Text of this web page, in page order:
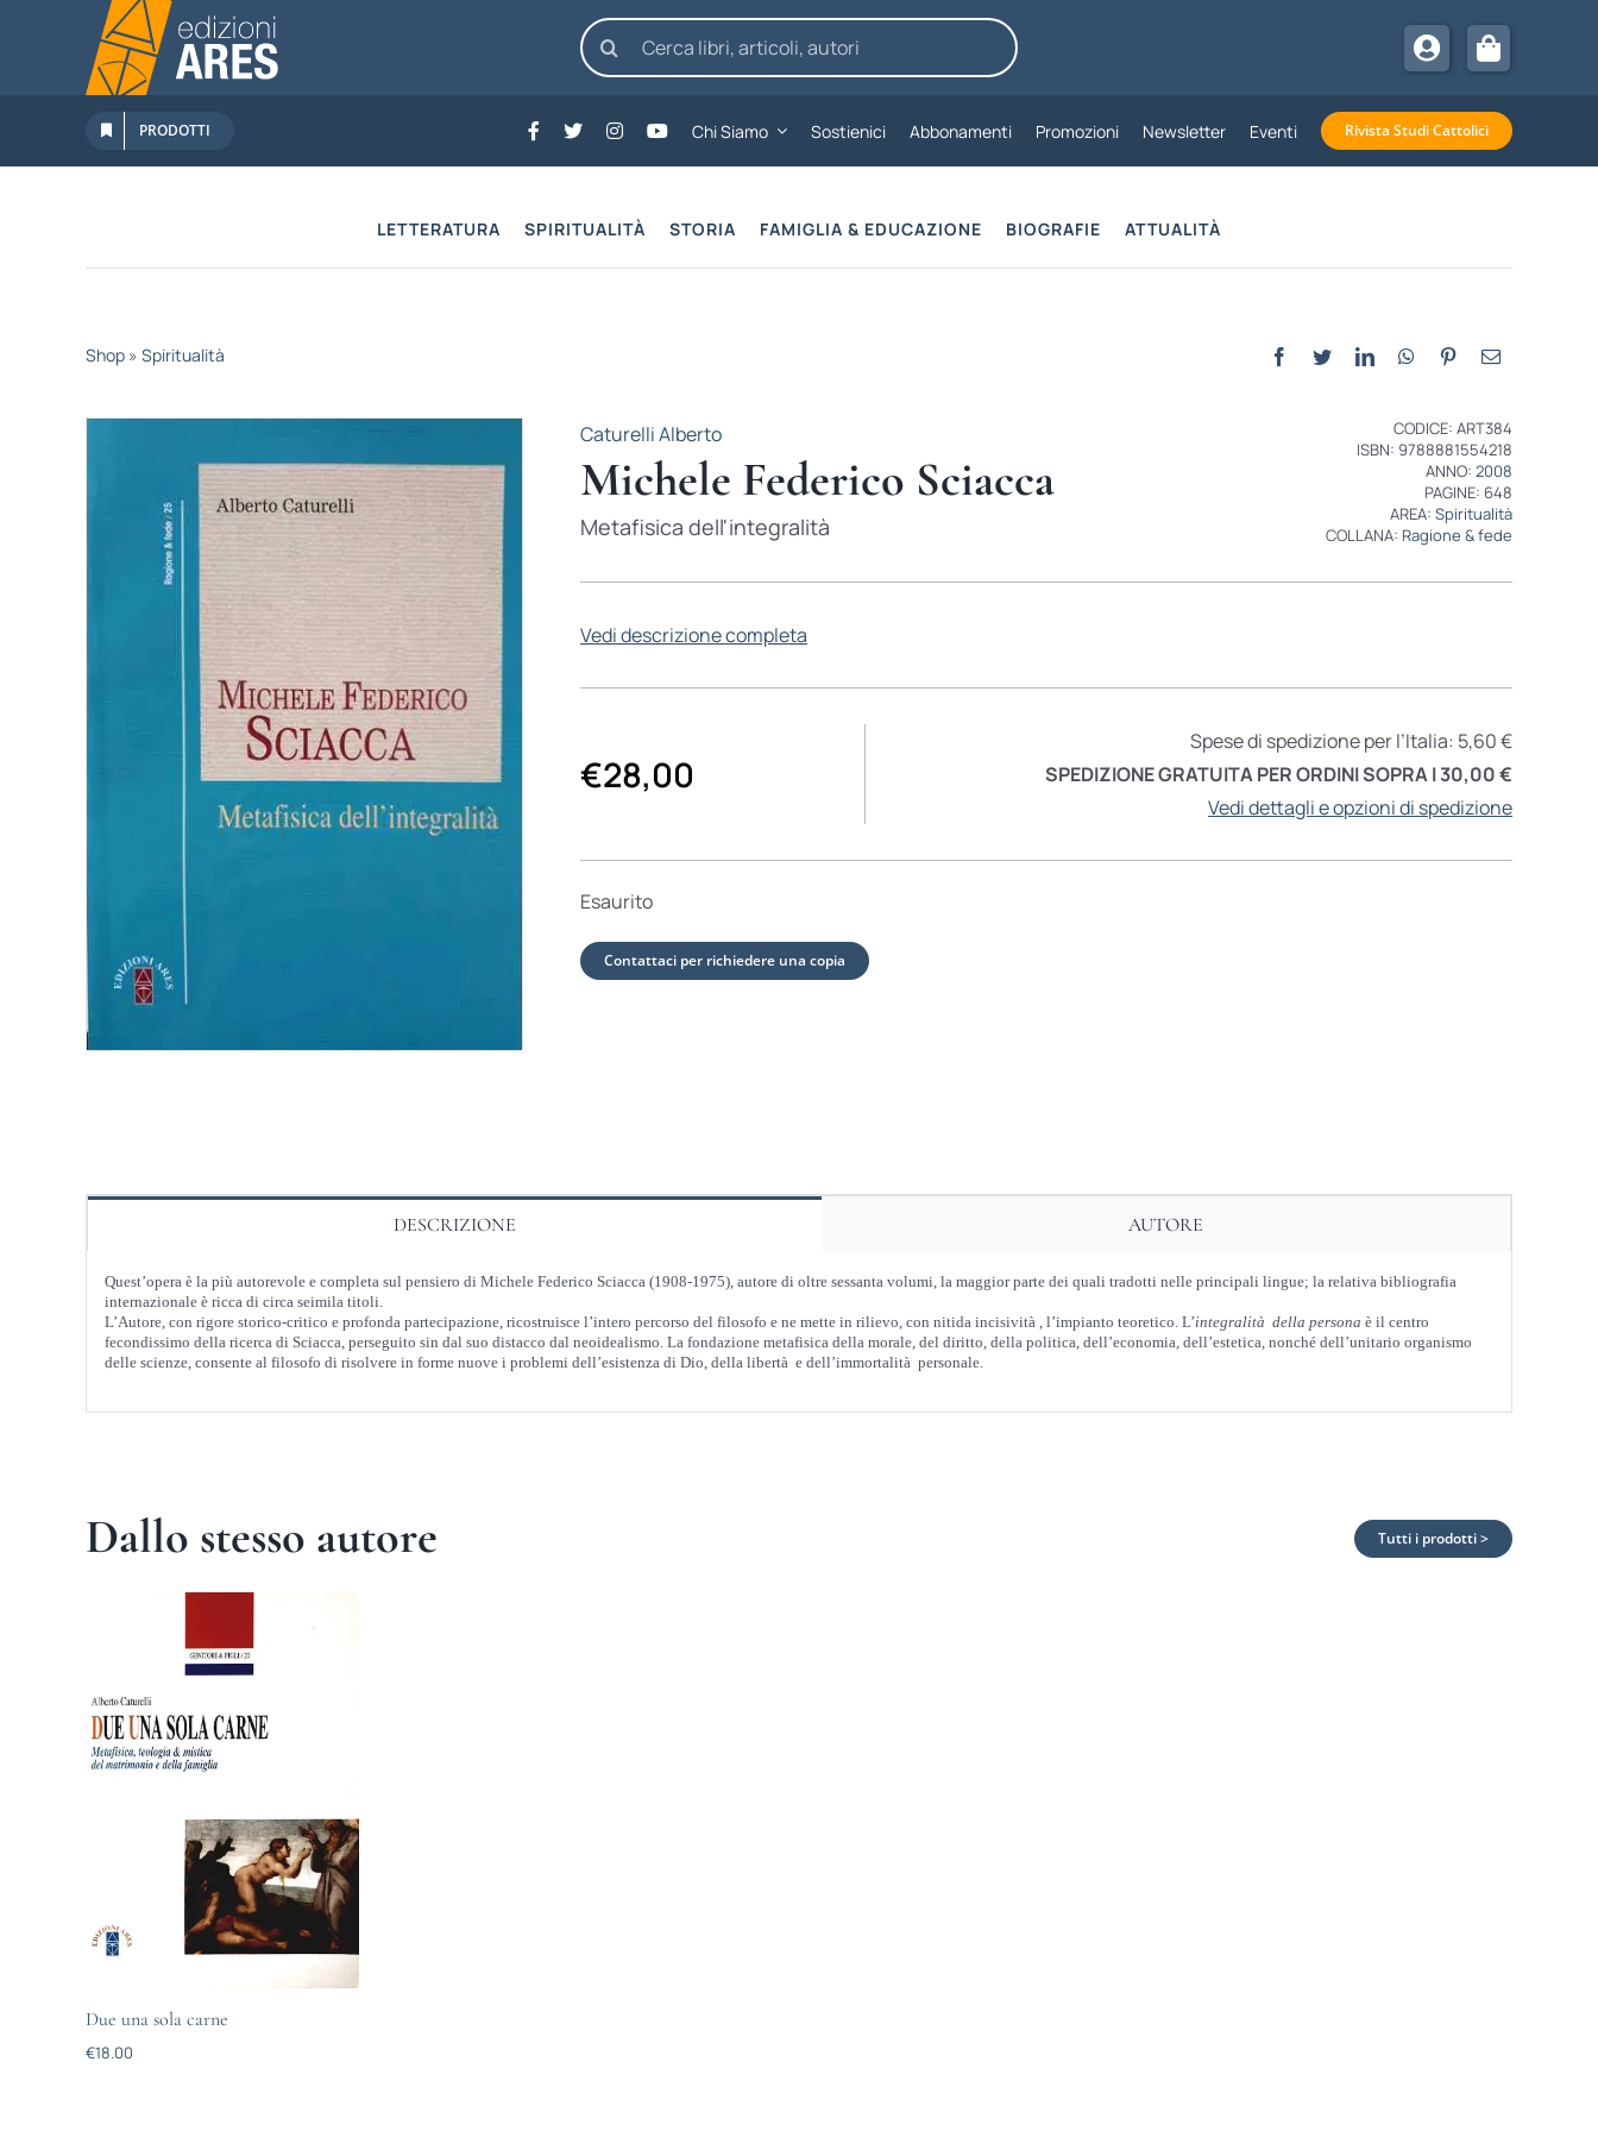
contenuto
Cerca
per:
PRODOTTI Chi Siamo Sostienici Abbonamenti Promozioni Newsletter Eventi Rivista Studi Cattolici
LETTERATURA SPIRITUALITÀ STORIA FAMIGLIA & EDUCAZIONE BIOGRAFIE ATTUALITÀ
Shop» Spiritualità
Caturelli Alberto
Michele Federico Sciacca
Metafisica dell'integralità
CODICE: ART384
ISBN: 9788881554218
ANNO:2008
PAGINE: 648
AREA:Spiritualità
COLLANA: Ragione & fede
Vedi descrizione completa
€28,00
Spese di spedizione per l’Italia: 5,60 €
SPEDIZIONE GRATUITA PER ORDINI SOPRA I 30,00 €
Vedi dettagli e opzioni di spedizione
Esaurito
Contattaci per richiedere una copia
DESCRIZIONE AUTORE
Quest’opera è la più autorevole e completa sul pensiero di Michele Federico Sciacca (1908-1975), autore di oltre sessanta volumi, la maggior parte dei quali tradotti nelle principali lingue; la relativa bibliografia
internazionale è ricca di circa seimila titoli.
L’Autore, con rigore storico-critico e profonda partecipazione, ricostruisce l’intero percorso del filosofo e ne mette in rilievo, con nitida incisività , l’impianto teoretico. L’integralità della persona è il centro
fecondissimo della ricerca di Sciacca, perseguito sin dal suo distacco dal neoidealismo. La fondazione metafisica della morale, del diritto, della politica, dell’economia, dell’estetica, nonché dell’unitario organismo
delle scienze, consente al filosofo di risolvere in forme nuove i problemi dell’esistenza di Dio, della libertà e dell’immortalità personale.
Dallo stesso autore Tutti i prodotti >
Due una sola carne
€18.00